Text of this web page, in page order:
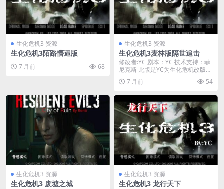
生化危机3 资源
生化危机3陌路懵逼版
7 月前 68
生化危机3 资源
生化危机3麦林版隔世追击
修改者:YC 剧本：YC 技术支持：菲
尼克斯 此版是YC为生化危机改版群
群友麦林...
7 月前 54
生化危机3 资源
生化危机3 废墟之城
生化危机3 资源
生化危机3 龙行天下